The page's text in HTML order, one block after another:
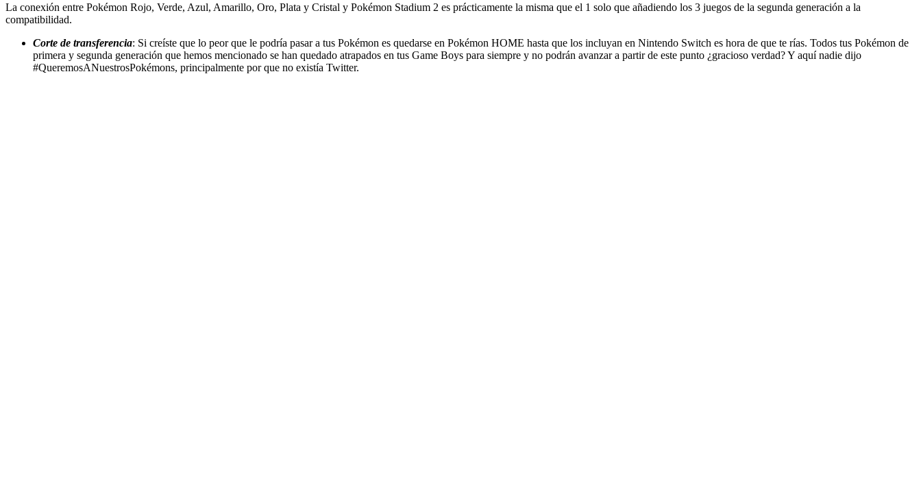
La conexión entre Pokémon Rojo, Verde, Azul, Amarillo, Oro, Plata y Cristal y Pokémon Stadium 2 es prácticamente la misma que el 1 solo que añadiendo los 3 juegos de la segunda generación a la
compatibilidad.
Corte de transferencia: Si creíste que lo peor que le podría pasar a tus Pokémon es quedarse en Pokémon HOME hasta que los incluyan en Nintendo Switch es hora de que te rías. Todos tus Pokémon de
primera y segunda generación que hemos mencionado se han quedado atrapados en tus Game Boys para siempre y no podrán avanzar a partir de este punto ¿gracioso verdad? Y aquí nadie dijo
#QueremosANuestrosPokémons, principalmente por que no existía Twitter.